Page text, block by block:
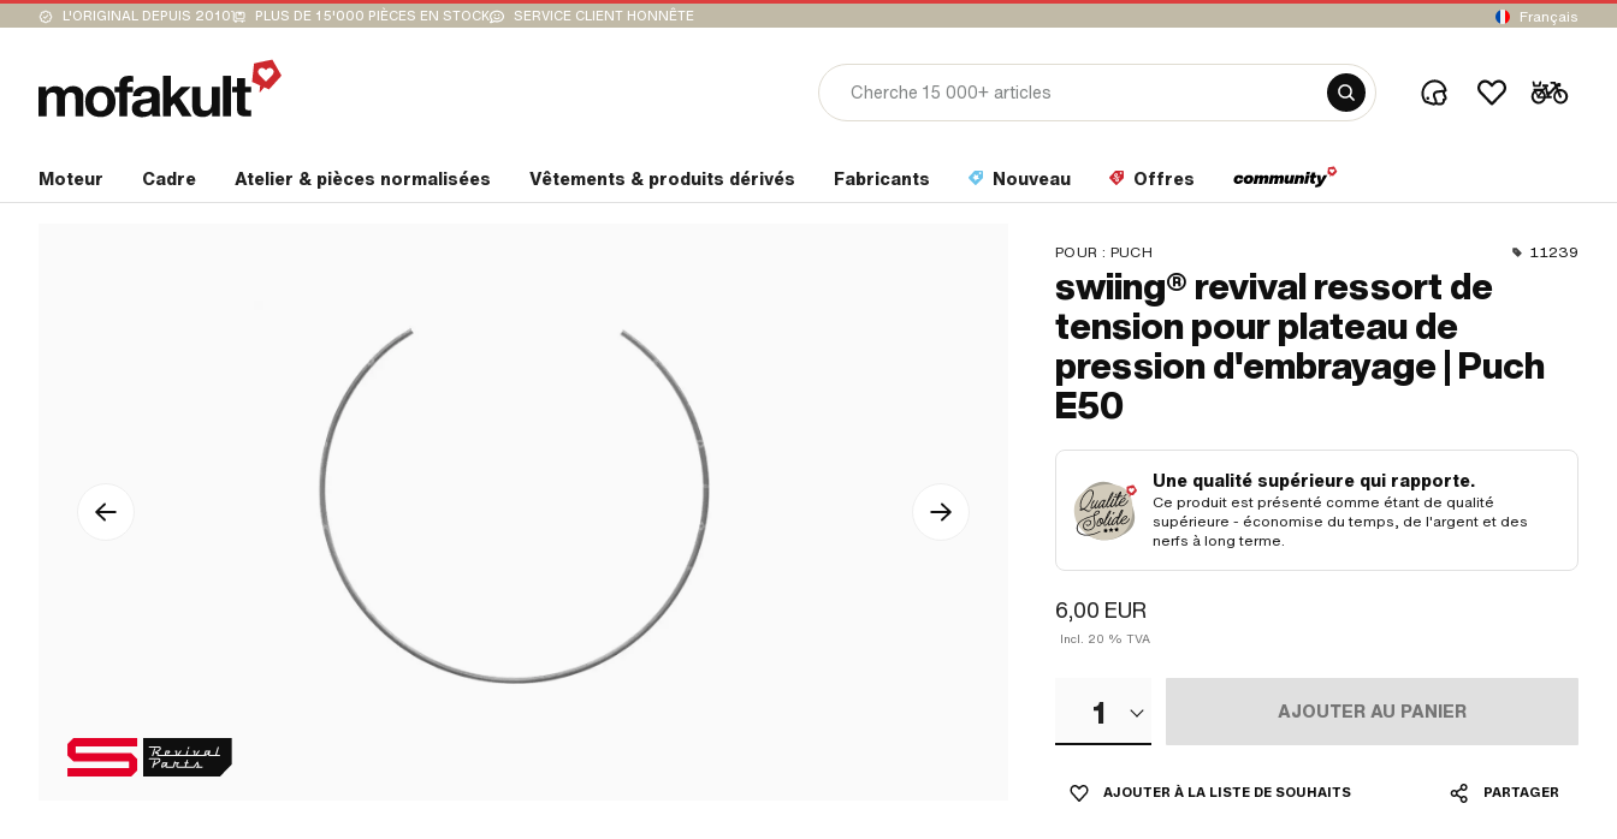
L'ORIGINAL DEPUIS 2010 PLUS DE 15'000 PIÈCES EN STOCK SERVICE CLIENT HONNÊTE Français
Moteur Cadre Atelier & pièces normalisées Vêtements & produits dérivés Fabricants Nouveau Offres
POUR : PUCH 11239
swiing® revival ressort de
tension pour plateau de
pression d'embrayage | Puch
E50
Une qualité supérieure qui rapporte.
Ce produit est présenté comme étant de qualité
supérieure - économise du temps, de l'argent et des
nerfs à long terme.
6,00 EUR
Incl. 20 % TVA
1 AJOUTER AU PANIER
AJOUTER À LA LISTE DE SOUHAITS PARTAGER